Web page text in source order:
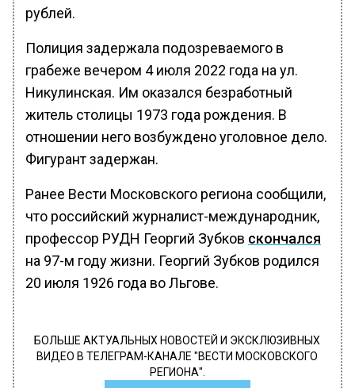
рублей.
Полиция задержала подозреваемого в
грабеже вечером 4 июля 2022 года на ул.
Никулинская. Им оказался безработный
житель столицы 1973 года рождения. В
отношении него возбуждено уголовное дело.
Фигурант задержан.
Ранее Вести Московского региона сообщили,
что российский журналист-международник,
профессор РУДН Георгий Зубков скончался
на 97-м году жизни. Георгий Зубков родился
20 июля 1926 года во Льгове.
БОЛЬШЕ АКТУАЛЬНЫХ НОВОСТЕЙ И ЭКСКЛЮЗИВНЫХ
ВИДЕО В ТЕЛЕГРАМ-КАНАЛЕ "ВЕСТИ МОСКОВСКОГО
РЕГИОНА".